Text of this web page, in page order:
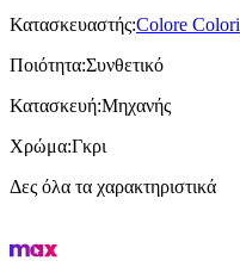
Κατασκευαστής:Colore Colori
Ποιότητα:Συνθετικό
Κατασκευή:Μηχανής
Χρώμα:Γκρι
Δες όλα τα χαρακτηριστικά